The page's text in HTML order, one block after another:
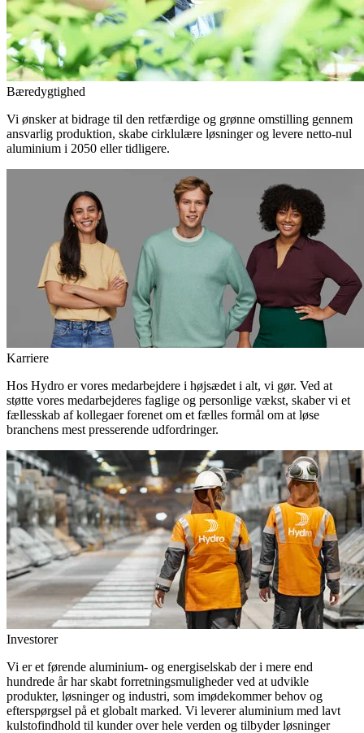
Bæredygtighed
Vi ønsker at bidrage til den retfærdige og grønne omstilling gennem
ansvarlig produktion, skabe cirklulære løsninger og levere netto-nul
aluminium i 2050 eller tidligere.
Karriere
Hos Hydro er vores medarbejdere i højsædet i alt, vi gør. Ved at
støtte vores medarbejderes faglige og personlige vækst, skaber vi et
fællesskab af kollegaer forenet om et fælles formål om at løse
branchens mest presserende udfordringer.
Investorer
Vi er et førende aluminium- og energiselskab der i mere end
hundrede år har skabt forretningsmuligheder ved at udvikle
produkter, løsninger og industri, som imødekommer behov og
efterspørgsel på et globalt marked. Vi leverer aluminium med lavt
kulstofindhold til kunder over hele verden og tilbyder løsninger